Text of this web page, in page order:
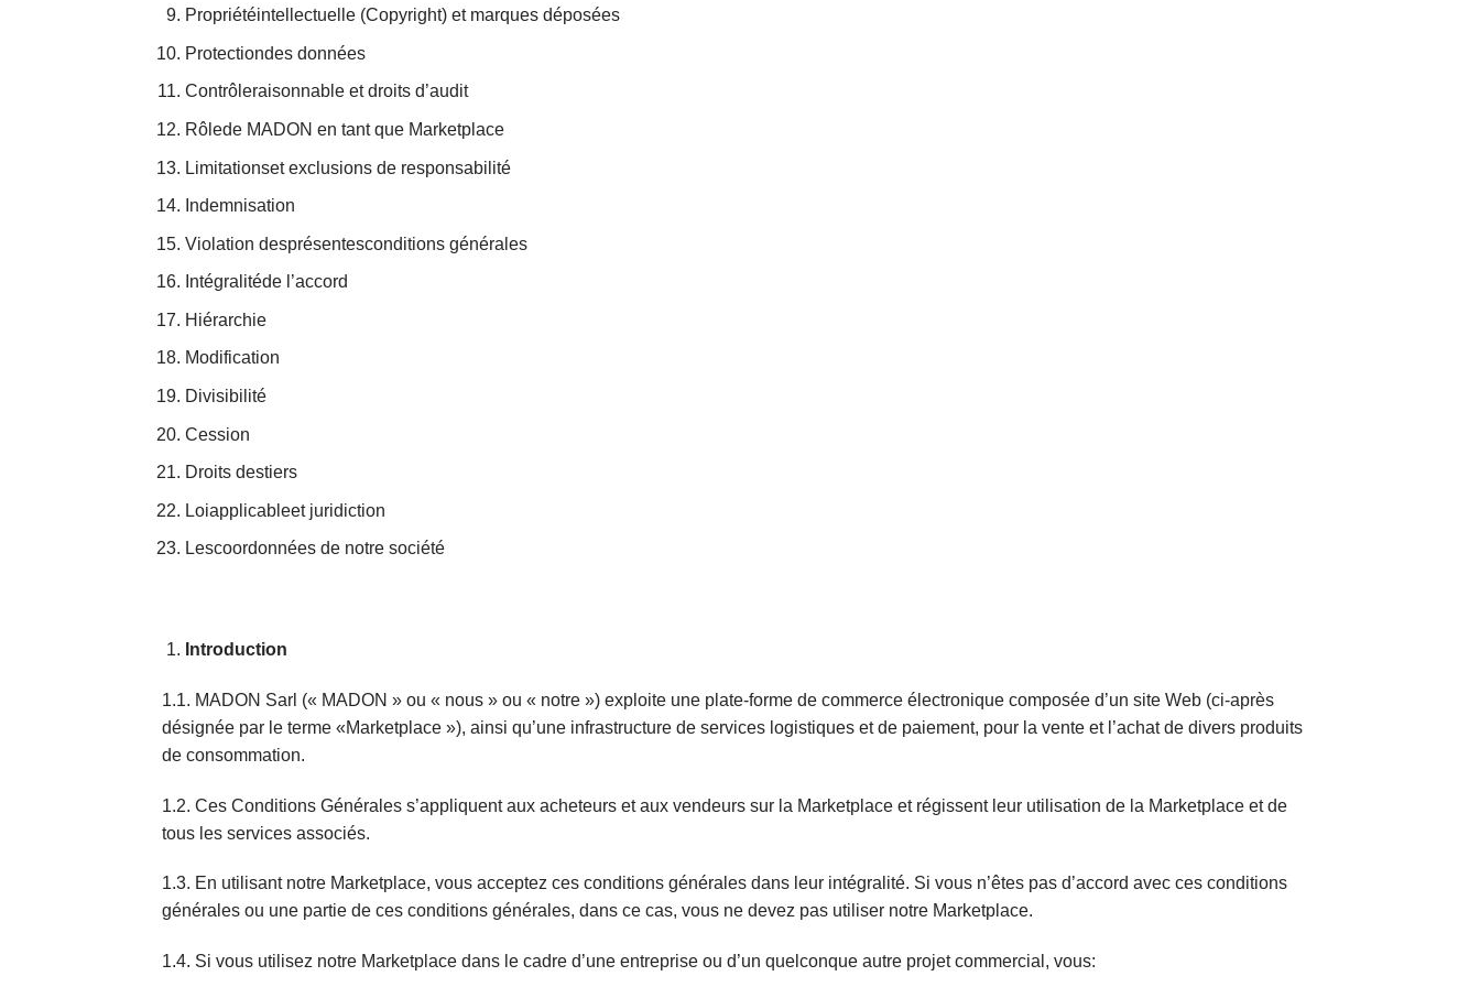
Propriétéintellectuelle (Copyright) et marques déposées
Protectiondes données
Contrôleraisonnable et droits d’audit
Rôlede MADON en tant que Marketplace
Limitationset exclusions de responsabilité
Indemnisation
Violation desprésentesconditions générales
Intégralitéde l’accord
Hiérarchie
Modification
Divisibilité
Cession
Droits destiers
Loiapplicableet juridiction
Lescoordonnées de notre société
Introduction
1.1. MADON Sarl (« MADON » ou « nous » ou « notre ») exploite une plate-forme de commerce électronique composée d’un site Web (ci-après
désignée par le terme «Marketplace »), ainsi qu’une infrastructure de services logistiques et de paiement, pour la vente et l’achat de divers produits
de consommation.
1.2. Ces Conditions Générales s’appliquent aux acheteurs et aux vendeurs sur la Marketplace et régissent leur utilisation de la Marketplace et de
tous les services associés.
1.3. En utilisant notre Marketplace, vous acceptez ces conditions générales dans leur intégralité. Si vous n’êtes pas d’accord avec ces conditions
générales ou une partie de ces conditions générales, dans ce cas, vous ne devez pas utiliser notre Marketplace.
1.4. Si vous utilisez notre Marketplace dans le cadre d’une entreprise ou d’un quelconque autre projet commercial, vous: